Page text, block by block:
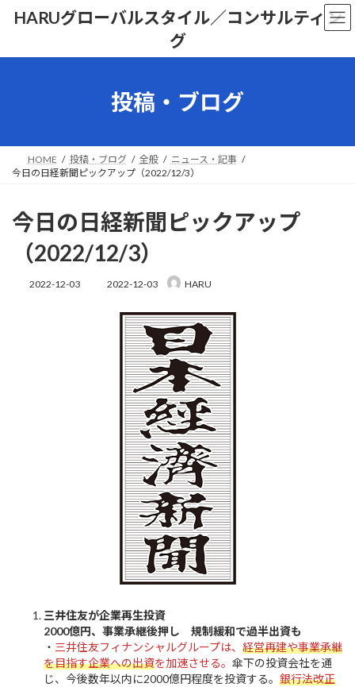
ン
プ
ー
動
HARUグローバルスタイル／コンサルティン
グ
投稿・ブログ
HOME 投稿・ブログ 全般
ニュース・記事
今日の日経新聞ピックアップ（2022/12/3）
今日の日経新聞ピックアップ
（2022/12/3）
2022-12-03
最
2022-12-03 HARU
三井住友が企業再生投資
2000億円、事業承継後押し 規制緩和で過半出資も
・ 三井住友フィナンシャルグループは、 経営再建や事業承継
を目指す企業への出資を加速させる。 傘下の投資会社を通
じ、今後数年以内に2000億円程度を投資する。 銀行法改正